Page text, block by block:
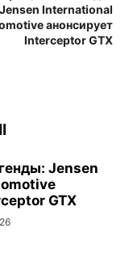
Jensen International
анонсирует
Interceptor GTX
Jensen
GTX